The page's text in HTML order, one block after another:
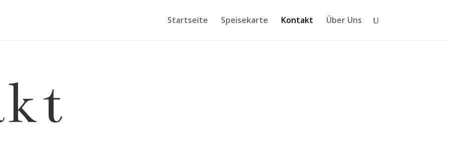
Startseite Speisekarte Kontakt Über Uns